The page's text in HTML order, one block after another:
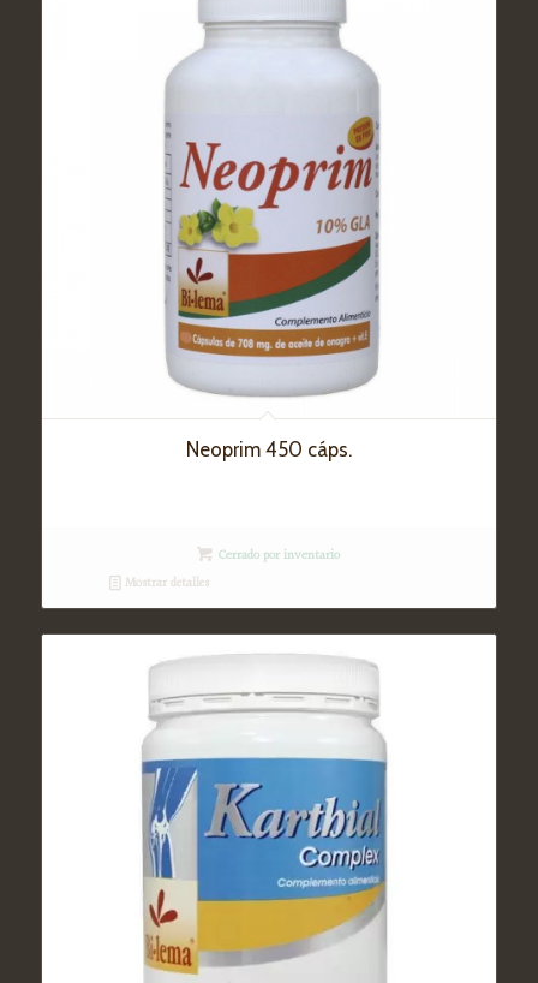
Neoprim 450 cáps.
Cerrado por inventario
Mostrar detalles